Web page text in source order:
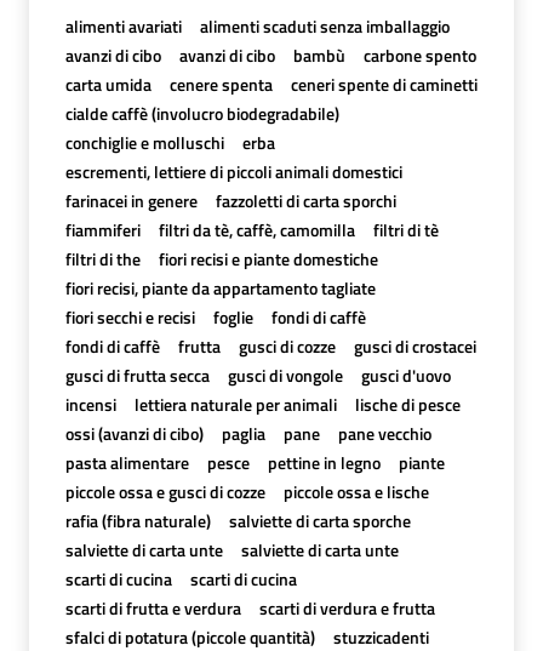
alimenti avariati
alimenti scaduti senza imballaggio
avanzi di cibo
avanzi di cibo bambù
carbone spento
carta umida
cenere spenta
ceneri spente di caminetti
cialde caffè (involucro biodegradabile)
conchiglie e molluschi
erba
escrementi, lettiere di piccoli animali domestici
farinacei in genere
fazzoletti di carta sporchi
fiammiferi
filtri da tè, caffè, camomilla
filtri di tè
filtri di the
fiori recisi e piante domestiche
fiori recisi, piante da appartamento tagliate
fiori secchi e recisi
foglie
fondi di caffè
fondi di caffè
frutta gusci di cozze
gusci di crostacei
gusci di frutta secca
gusci di vongole
gusci d'uovo
incensi
lettiera naturale per animali
lische di pesce
ossi (avanzi di cibo)
paglia pane
pane vecchio
pasta alimentare
pesce pettine in legno
piante
piccole ossa e gusci di cozze
piccole ossa e lische
rafia (fibra naturale)
salviette di carta sporche
salviette di carta unte
salviette di carta unte
scarti di cucina
scarti di cucina
scarti di frutta e verdura
scarti di verdura e frutta
sfalci di potatura (piccole quantità)
stuzzicadenti